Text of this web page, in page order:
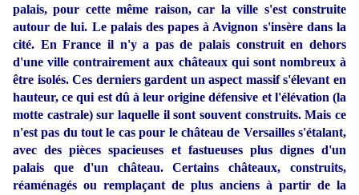
palais, pour cette même raison, car la ville s'est construite
autour de lui. Le palais des papes à Avignon s'insère dans la
cité. En France il n'y a pas de palais construit en dehors
d'une ville contrairement aux châteaux qui sont nombreux à
être isolés. Ces derniers gardent un aspect massif s'élevant en
hauteur, ce qui est dû à leur origine défensive et l'élévation (la
motte castrale) sur laquelle il sont souvent construits. Mais ce
n'est pas du tout le cas pour le château de Versailles s'étalant,
avec des pièces spacieuses et fastueuses plus dignes d'un
palais que d'un château. Certains châteaux, construits,
réaménagés ou remplaçant de plus anciens à partir de la